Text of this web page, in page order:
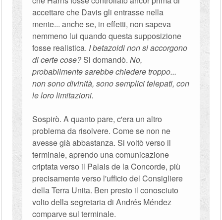
accettare che Davis gli entrasse nella
mente... anche se, in effetti, non sapeva
nemmeno lui quando questa supposizione
fosse realistica. I betazoidi non si accorgono
di certe cose?Si domandò. No,
probabilmente sarebbe chiedere troppo...
non sono divinità, sono semplici telepati, con
le loro limitazioni.
Sospirò. A quanto pare, c'era un altro
problema da risolvere. Come se non ne
avesse già abbastanza. Si voltò verso il
terminale, aprendo una comunicazione
criptata verso il Palais de la Concorde, più
precisamente verso l'ufficio del Consigliere
della Terra Unita. Ben presto il conosciuto
volto della segretaria di Andrés Méndez
comparve sul terminale.